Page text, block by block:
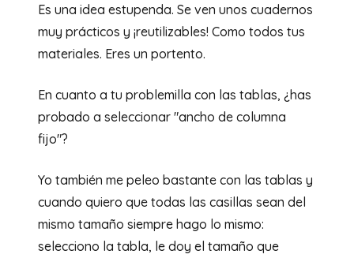
Es una idea estupenda. Se ven unos cuadernos
muy prácticos y ¡reutilizables! Como todos tus
materiales. Eres un portento.
En cuanto a tu problemilla con las tablas, ¿has
probado a seleccionar "ancho de columna
fijo"?
Yo también me peleo bastante con las tablas y
cuando quiero que todas las casillas sean del
mismo tamaño siempre hago lo mismo:
selecciono la tabla, le doy el tamaño que